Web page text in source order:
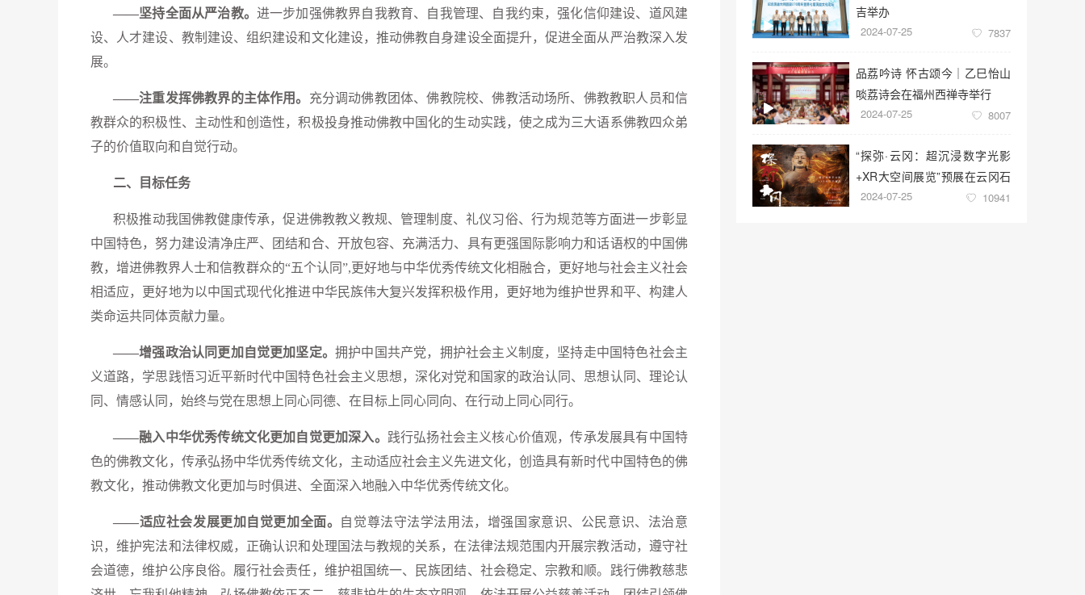
——坚持全面从严治教。 进一步加强佛教界自我教育、自我管理、自我约束，强化信仰建设、道风建
设、人才建设、教制建设、组织建设和文化建设，推动佛教自身建设全面提升，促进全面从严治教深入发
展。
——注重发挥佛教界的主体作用。 充分调动佛教团体、佛教院校、佛教活动场所、佛教教职人员和信
教群众的积极性、主动性和创造性，积极投身推动佛教中国化的生动实践，使之成为三大语系佛教四众弟
子的价值取向和自觉行动。
二、目标任务
积极推动我国佛教健康传承，促进佛教教义教规、管理制度、礼仪习俗、行为规范等方面进一步彰显
中国特色，努力建设清净庄严、团结和合、开放包容、充满活力、具有更强国际影响力和话语权的中国佛
教，增进佛教界人士和信教群众的“五个认同”,更好地与中华优秀传统文化相融合，更好地与社会主义社会
相适应，更好地为以中国式现代化推进中华民族伟大复兴发挥积极作用，更好地为维护世界和平、构建人
类命运共同体贡献力量。
——增强政治认同更加自觉更加坚定。拥护中国共产党，拥护社会主义制度，坚持走中国特色社会主
义道路，学思践悟习近平新时代中国特色社会主义思想，深化对党和国家的政治认同、思想认同、理论认
同、情感认同，始终与党在思想上同心同德、在目标上同心同向、在行动上同心同行。
——融入中华优秀传统文化更加自觉更加深入。 践行弘扬社会主义核心价值观，传承发展具有中国特
色的佛教文化，传承弘扬中华优秀传统文化，主动适应社会主义先进文化，创造具有新时代中国特色的佛
教文化，推动佛教文化更加与时俱进、全面深入地融入中华优秀传统文化。
——适应社会发展更加自觉更加全面。 自觉尊法守法学法用法，增强国家意识、公民意识、法治意
识，维护宪法和法律权威，正确认识和处理国法与教规的关系，在法律法规范围内开展宗教活动，遵守社
会道德，维护公序良俗。履行社会责任，维护祖国统一、民族团结、社会稳定、宗教和顺。践行佛教慈悲
吉举办
2024-07-25 7837
品荔吟诗 怀古颂今｜乙巳怡山
啖荔诗会在福州西禅寺举行
2024-07-25 8007
“探弥·云冈：超沉浸数字光影
+XR大空间展览”预展在云冈石
窟云冈美术馆启幕
2024-07-25 10941